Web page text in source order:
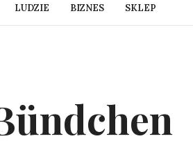
LUDZIE BIZNES SKLEP